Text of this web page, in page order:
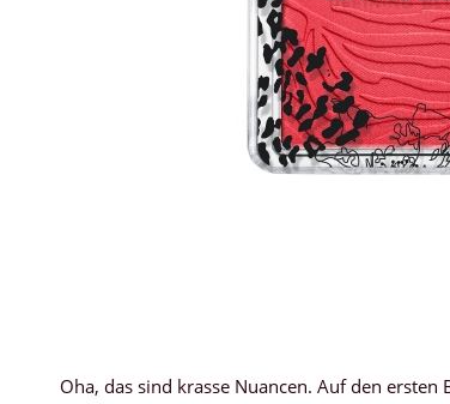
Oha, das sind krasse Nuancen. Auf den